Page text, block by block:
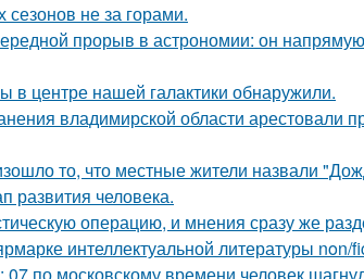
не за горами.
прорыв в астрономии: он
в центре нашей галактики обнаружили.
владимирской области арестовали
то, что местные жители назвали
развития человека.
операцию, и мнения сразу же
интеллектуальной литературы non/